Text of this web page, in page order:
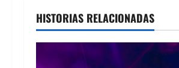
g
a
HISTORIAS RELACIONADAS